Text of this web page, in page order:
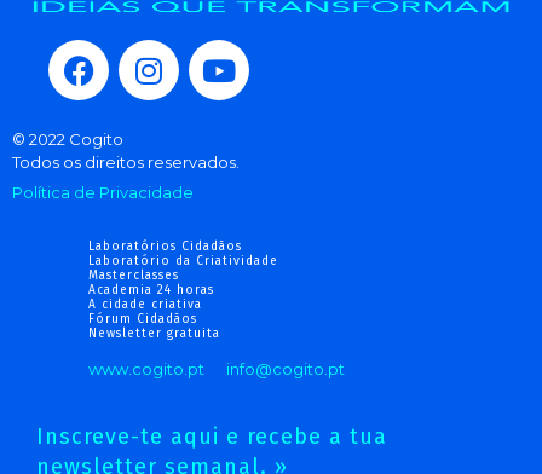
© 2022 Cogito
Todos os direitos reservados.
Política de Privacidade
Laboratórios Cidadãos
Laboratório da Criatividade
Masterclasses
Academia 24 horas
A cidade criativa
Fórum Cidadãos
Newsletter gratuita
www.cogito.pt info@cogito.pt
Inscreve-te aqui e recebe a tua
newsletter semanal. »